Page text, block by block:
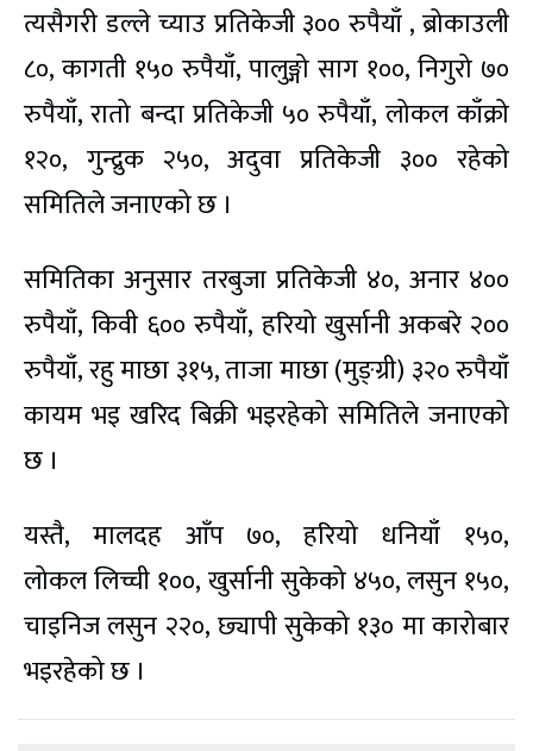
त्यसैगरी डल्ले च्याउ प्रतिकेजी ३०० रुपैयाँ , ब्रोकाउली
८०, कागती १५० रुपैयाँ, पालुङ्गो साग १००, निगुरो ७०
रुपैयाँ, रातो बन्दा प्रतिकेजी ५० रुपैयाँ, लोकल काँक्रो
१२०, गुन्द्रुक २५०, अदुवा प्रतिकेजी ३०० रहेको
समितिले जनाएको छ ।
समितिका अनुसार तरबुजा प्रतिकेजी ४०, अनार ४००
रुपैयाँ,किवी ६०० रुपैयाँ, हरियोखुर्सानीअकबरे २००
रुपैयाँ, रहु माछा ३१५, ताजा माछा(मुङ्ग्री) ३२० रुपैयाँ
कायम भइ खरिद बिक्री भइरहेको समितिले जनाएको
छ ।
यस्तै, मालदह आँप ७०, हरियोधनियाँ १५०,
लोकललिच्ची१००,खुर्सानीसुकेको ४५०, लसुन १५०,
चाइनिज लसुन २२०,छ्यापीसुकेको १३० मा कारोबार
भइरहेको छ ।